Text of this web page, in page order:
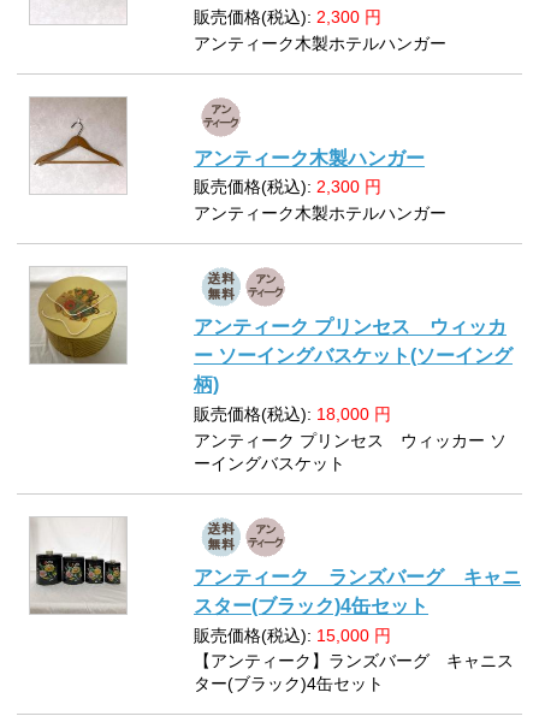
販売価格(税込): 2,300 円
アンティーク木製ホテルハンガー
アンティーク木製ハンガー
販売価格(税込): 2,300 円
アンティーク木製ホテルハンガー
アンティーク プリンセス ウィッカ
ー ソーイングバスケット(ソーイング
柄)
販売価格(税込): 18,000 円
アンティーク プリンセス ウィッカー ソ
ーイングバスケット
アンティーク ランズバーグ キャニ
スター(ブラック)4缶セット
販売価格(税込): 15,000 円
【アンティーク】ランズバーグ キャニス
ター(ブラック)4缶セット